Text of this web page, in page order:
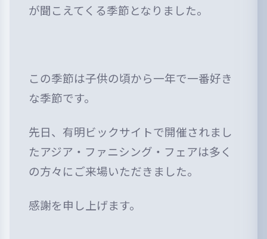
が聞こえてくる季節となりました。
この季節は子供の頃から一年で一番好き
な季節です。
先日、有明ビックサイトで開催されまし
たアジア・ファニシング・フェアは多く
の方々にご来場いただきました。
感謝を申し上げます。